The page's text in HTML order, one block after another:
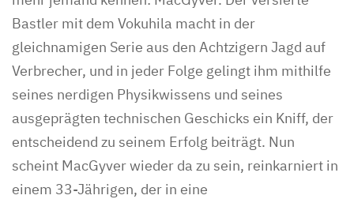
Bastler mit dem Vokuhila macht in der
gleichnamigen Serie aus den Achtzigern Jagd auf
Verbrecher, und in jeder Folge gelingt ihm mithilfe
seines nerdigen Physikwissens und seines
ausgeprägten technischen Geschicks ein Kniff, der
entscheidend zu seinem Erfolg beiträgt. Nun
scheint MacGyver wieder da zu sein, reinkarniert in
einem 33-Jährigen, der in eine